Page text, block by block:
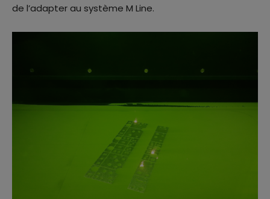
de l’adapter au système M Line.